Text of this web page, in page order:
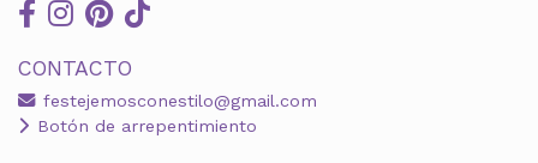
CONTACTO
festejemosconestilo@gmail.com
Botón de arrepentimiento